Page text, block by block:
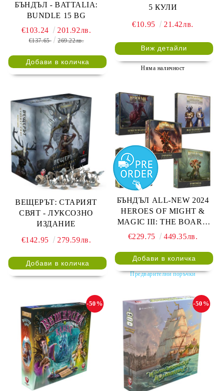
БЪНДЪЛ - BATTALIA:
BUNDLE 15 BG
€103.24 201.92лв.
€137.65 269.22лв.
5 КУЛИ
€10.95 21.42лв.
Виж детайли
Няма наличност
ВЕЩЕРЪТ: СТАРИЯТ
СВЯТ - ЛУКСОЗНО
ИЗДАНИЕ
€142.95
279.59лв.
БЪНДЪЛ ALL-NEW 2024
HEROES OF MIGHT &
MAGIC III: THE BOARD
GAME EXPANSIONS -
INFERNO + FACTION
UNITS + BATTLEFIELD
€229.75 449.35лв.
Предварителни поръчки
-50% -50%